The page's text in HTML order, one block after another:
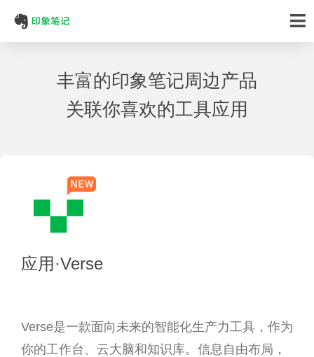
丰富的印象笔记周边产品
关联你喜欢的工具应用
应用·Verse
Verse是一款面向未来的智能化生产力工具，作为
你的工作台、云大脑和知识库。信息自由布局，